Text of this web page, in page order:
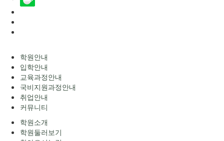
학원안내
입학안내
교육과정안내
국비지원과정안내
취업안내
커뮤니티
학원소개
학원둘러보기